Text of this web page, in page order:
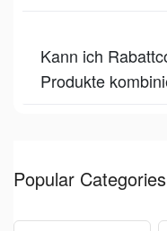
Kann ich
Produkte
Popular Categories